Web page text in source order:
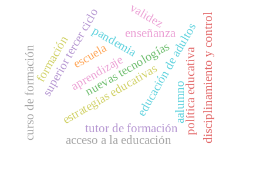
educación de adultos
nuevas tecnologías política educativa
pandemia
tutor de formación
superior tercer ciclo enseñanza
estrategias educativas
escuela
aprendizaje
aalumno
formación
acceso a la educación disciplinamiento y control
validez
curso de formación